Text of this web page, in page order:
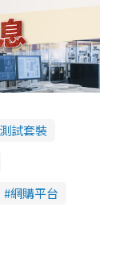
試套裝
網購平台